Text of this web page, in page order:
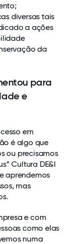
diversas tais
a ações
da
para
e
em
é algo que
ou precisamos
Cultura DE&I
aprendemos
mas
e com
como elas
numa